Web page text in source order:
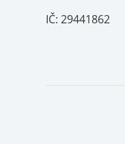
IČ: 29441862